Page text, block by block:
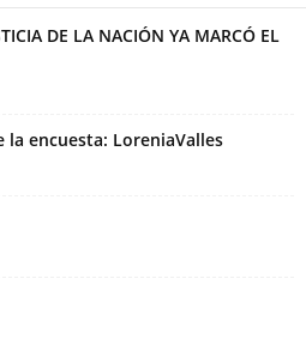
DE LA NACIÓN YA MARCÓ EL
la encuesta: LoreniaValles